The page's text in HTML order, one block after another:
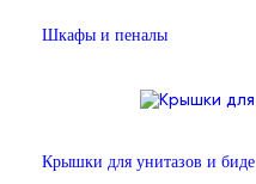
Шкафы и пеналы
Крышки для унитазов и биде